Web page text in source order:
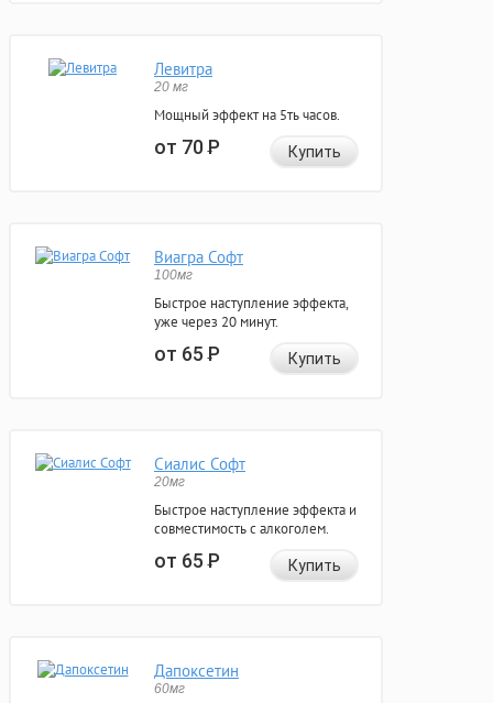
Левитра
20 мг
Мощный эффект на 5ть часов.
от 70Р Купить
Виагра Софт
100мг
Быстрое наступление эффекта,
уже через 20 минут.
от 65Р Купить
Сиалис Софт
20мг
Быстрое наступление эффекта и
совместимость с алкоголем.
от 65Р Купить
Дапоксетин
60мг